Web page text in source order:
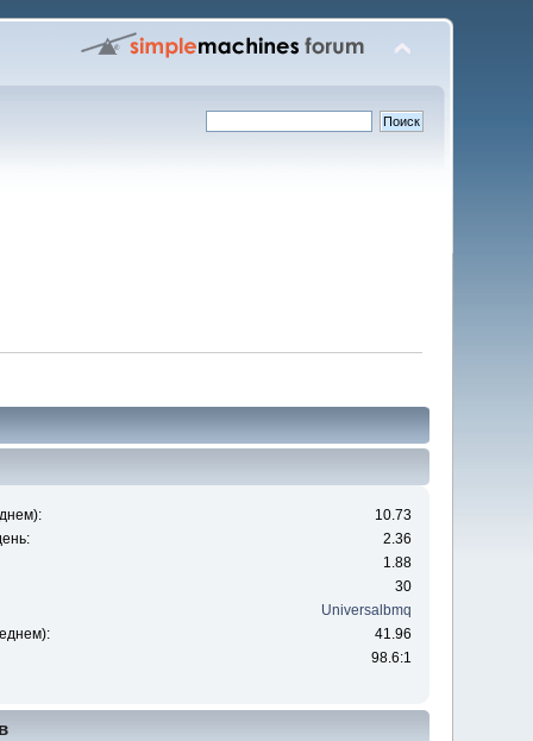
10.73
2.36
1.88
30
Universalbmq
41.96
98.6:1